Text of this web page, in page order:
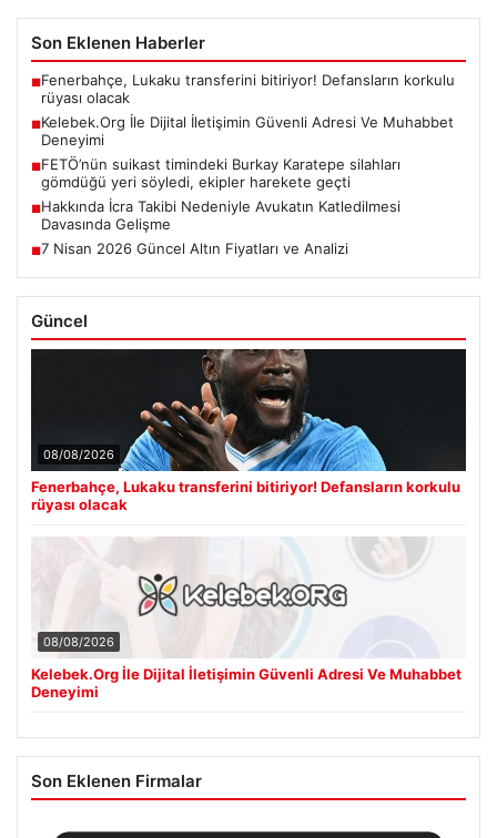
Son Eklenen Haberler
■Fenerbahçe, Lukaku transferini bitiriyor! Defansların korkulu
rüyası olacak
■Kelebek.Org İle Dijital İletişimin Güvenli Adresi Ve Muhabbet
Deneyimi
■FETÖ’nün suikast timindeki Burkay Karatepe silahları
gömdüğü yeri söyledi, ekipler harekete geçti
■Hakkında İcra Takibi Nedeniyle Avukatın Katledilmesi
Davasında Gelişme
■7 Nisan 2026 Güncel Altın Fiyatları ve Analizi
Güncel
08/08/2026
Fenerbahçe, Lukaku transferini bitiriyor! Defansların korkulu
rüyası olacak
08/08/2026
Kelebek.Org İle Dijital İletişimin Güvenli Adresi Ve Muhabbet
Deneyimi
Son Eklenen Firmalar